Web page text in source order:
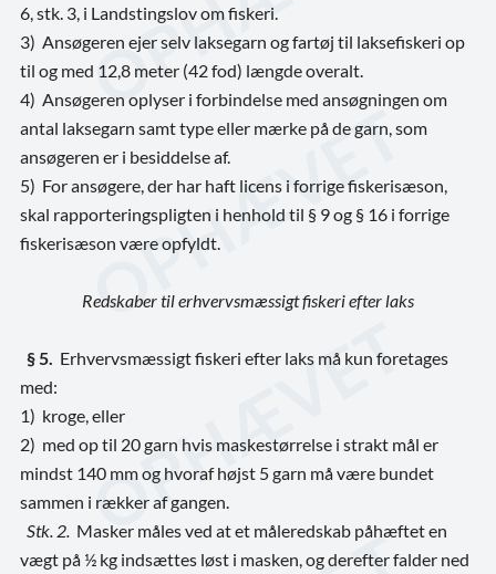
6, stk. 3, i Landstingslov om fiskeri.
3) Ansøgeren ejer selv laksegarn og fartøj til laksefiskeri op
til og med 12,8 meter (42 fod) længde overalt.
4) Ansøgeren oplyser i forbindelse med ansøgningen om
antal laksegarn samt type eller mærke på de garn, som
ansøgeren er i besiddelse af.
5) For ansøgere, der har haft licens i forrige fiskerisæson,
skal rapporteringspligten i henhold til § 9 og § 16 i forrige
fiskerisæson være opfyldt.
Redskaber til erhvervsmæssigt fiskeri efter laks
§ 5. Erhvervsmæssigt fiskeri efter laks må kun foretages
med:
1) kroge, eller
2) med op til 20 garn hvis maskestørrelse i strakt mål er
mindst 140 mm og hvoraf højst 5 garn må være bundet
sammen i rækker af gangen.
Stk. 2. Masker måles ved at et måleredskab påhæftet en
vægt på ½ kg indsættes løst i masken, og derefter falder ned